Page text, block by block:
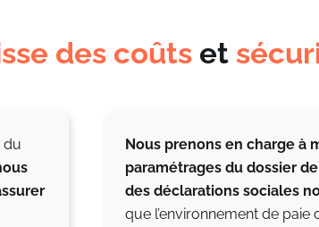
des coûtset
du
ous
Nous prenons en charge à
paramétrages du dossier
des déclarations sociales
que l’environnement de